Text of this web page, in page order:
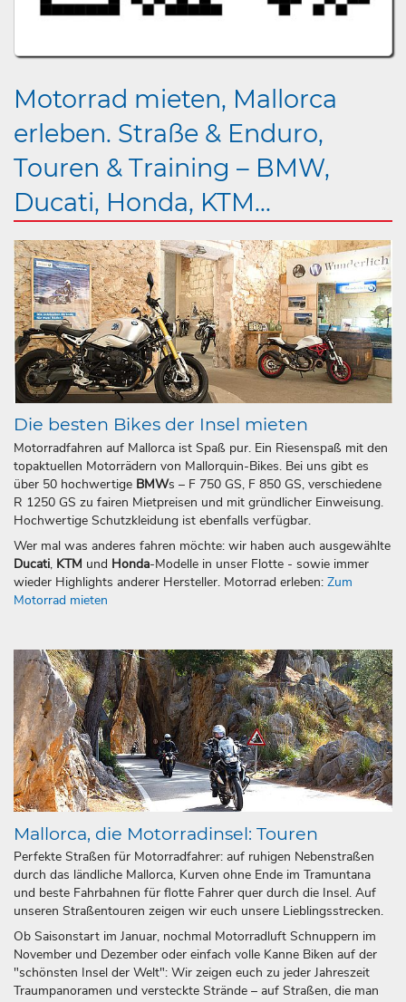
Motorrad mieten, Mallorca
erleben. Straße & Enduro,
Touren & Training – BMW,
Ducati, Honda, KTM...
Die besten Bikes der Insel mieten
Motorradfahren auf Mallorca ist Spaß pur. Ein Riesenspaß mit den
topaktuellen Motorrädern von Mallorquin-Bikes. Bei uns gibt es
über 50 hochwertige BMWs – F 750 GS, F 850 GS, verschiedene
R 1250 GS zu fairen Mietpreisen und mit gründlicher Einweisung.
Hochwertige Schutzkleidung ist ebenfalls verfügbar.
Wer mal was anderes fahren möchte: wir haben auch ausgewählte
Ducati, KTM und Honda-Modelle in unser Flotte - sowie immer
wieder Highlights anderer Hersteller. Motorrad erleben: Zum
Motorrad mieten
Mallorca, die Motorradinsel: Touren
Perfekte Straßen für Motorradfahrer: auf ruhigen Nebenstraßen
durch das ländliche Mallorca, Kurven ohne Ende im Tramuntana
und beste Fahrbahnen für flotte Fahrer quer durch die Insel. Auf
unseren Straßentouren zeigen wir euch unsere Lieblingsstrecken.
Ob Saisonstart im Januar, nochmal Motorradluft Schnuppern im
November und Dezember oder einfach volle Kanne Biken auf der
"schönsten Insel der Welt": Wir zeigen euch zu jeder Jahreszeit
Traumpanoramen und versteckte Strände – auf Straßen, die man